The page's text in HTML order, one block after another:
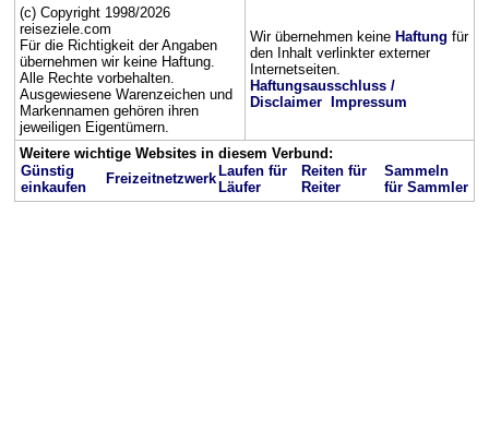
(c) Copyright 1998/2026
reiseziele.com
Für die Richtigkeit der Angaben
übernehmen wir keine Haftung.
Alle Rechte vorbehalten.
Ausgewiesene Warenzeichen und
Markennamen gehören ihren
jeweiligen Eigentümern.
Wir übernehmen keine Haftung für
den Inhalt verlinkter externer
Internetseiten.
Haftungsausschluss /
Disclaimer
Impressum
Weitere wichtige Websites in diesem Verbund:
Günstig
einkaufen
Freizeitnetzwerk Laufen für
Läufer
Reiten für
Reiter
Sammeln
für Sammler